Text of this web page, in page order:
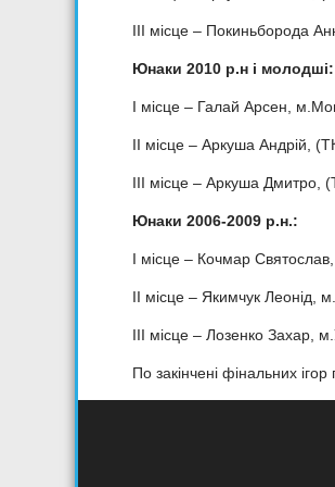
ІІІ місце – Покиньборода
Юнаки 2010 р.н і молодші:
І місце – Галай Арсен,
ІІ місце – Аркуша Андрій,
ІІІ місце – Аркуша Дмитро,
Юнаки 2006-2009 р.н.:
І місце – Кочмар
ІІ місце – Якимчук Леонід,
ІІІ місце – Лозенко Захар,
По закінчені фінальних